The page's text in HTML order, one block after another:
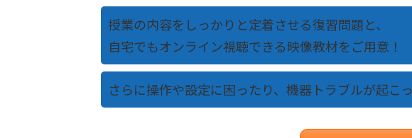
授業の内容をしっかりと定着させる復習問題と、
自宅でもオンライン視聴できる映像教材をご用意！
さらに操作や設定に困ったり、機器トラブルが起こ